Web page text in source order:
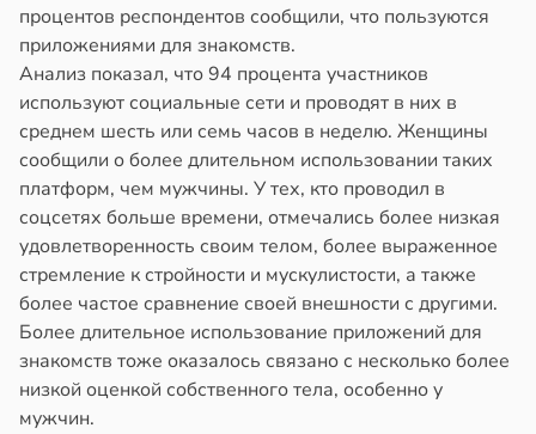
процентов респондентов сообщили, что пользуются
приложениями для знакомств.
Анализ показал, что 94 процента участников
используют социальные сети и проводят в них в
среднем шесть или семь часов в неделю. Женщины
сообщили о более длительном использовании таких
платформ, чем мужчины. У тех, кто проводил в
соцсетях больше времени, отмечались более низкая
удовлетворенность своим телом, более выраженное
стремление к стройности и мускулистости, а также
более частое сравнение своей внешности с другими.
Более длительное использование приложений для
знакомств тоже оказалось связано с несколько более
низкой оценкой собственного тела, особенно у
мужчин.